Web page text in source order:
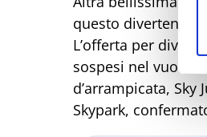
questo divertente
L’offerta per
sospesi nel vuoto
d’arrampicata,
Skypark,